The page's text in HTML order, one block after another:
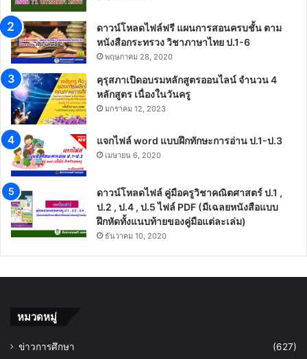
ดาวน์โหลดไฟล์ฟรี แผนการสอนครบชั้น ตาม
หนังสือกระทรวง วิชาภาษาไทย ป.1-6
พฤษภาคม 28, 2020
คุรุสภาเปิดอบรมหลักสูตรออนไลน์ จำนวน 4
หลักสูตร เนื่องในวันครู
มกราคม 12, 2023
แจกไฟล์ word แบบฝึกทักษะการอ่าน ป.1-ป.3
เมษายน 6, 2020
ดาวน์โหลดไฟล์ คู่มือครูวิชาคณิตศาสตร์ ป.1 ,
ป.2 , ป.4 , ป.5 ไฟล์ PDF (มีเฉลยหนังสือแบบ
ฝึกหัดทั้งแนบท้ายของคู่มือแต่ละเล่ม)
ธันวาคม 10, 2020
หมวดหมู่
ข่าวการศึกษา
(627)